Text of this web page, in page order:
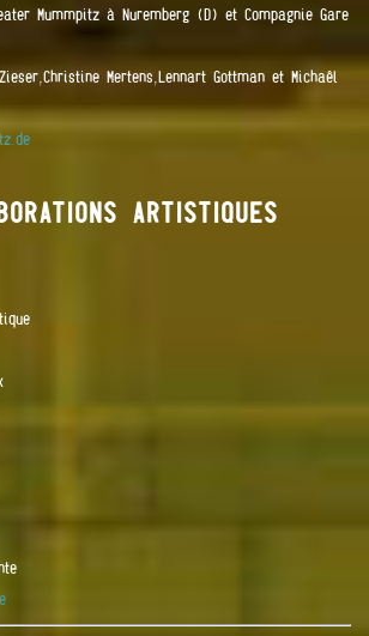
Mummpitz à Nuremberg (D) et Compagnie Gare
Mertens,Lennart Gottman et Michaêl
ARTISTIQUES